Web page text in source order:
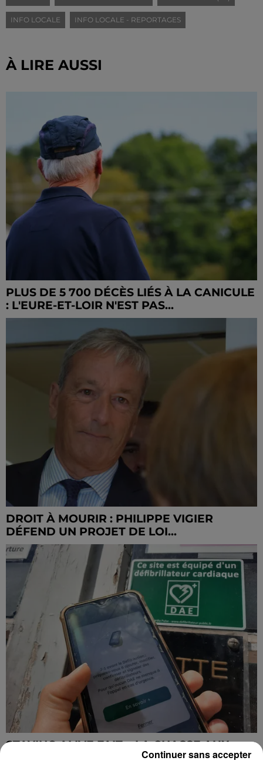
INFO LOCALE INFO LOCALE - REPORTAGES
À LIRE AUSSI
PLUS DE 5 700 DÉCÈS LIÉS À LA CANICULE
: L'EURE-ET-LOIR N'EST PAS...
DROIT À MOURIR : PHILIPPE VIGIER
DÉFEND UN PROJET DE LOI...
STAYING ALIVE FAIT « LA CHASSE AUX
Continuer sans accepter